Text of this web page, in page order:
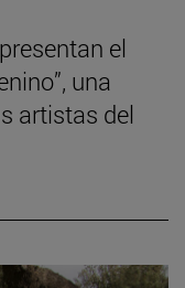
el
una
artistas del